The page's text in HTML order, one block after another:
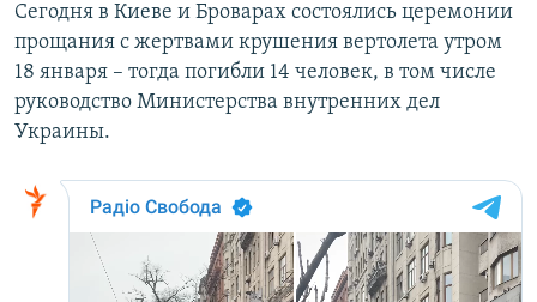
Сегодня в Киеве и Броварах состоялись церемонии
прощания с жертвами крушения вертолета утром
18 января – тогда погибли 14 человек, в том числе
руководство Министерства внутренних дел
Украины.